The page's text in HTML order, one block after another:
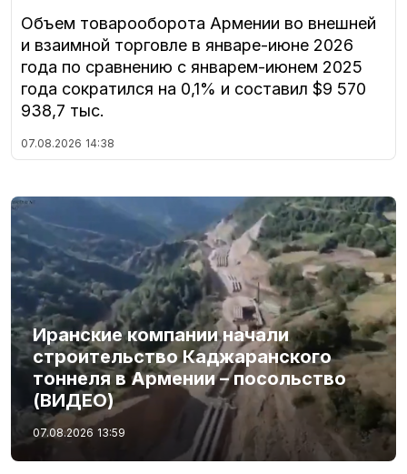
Объем товарооборота Армении во внешней
и взаимной торговле в январе-июне 2026
года по сравнению с январем-июнем 2025
года сократился на 0,1% и составил $9 570
938,7 тыс.
07.08.2026 14:38
Иранские компании начали
строительство Каджаранского
тоннеля в Армении – посольство
(ВИДЕО)
07.08.2026 13:59